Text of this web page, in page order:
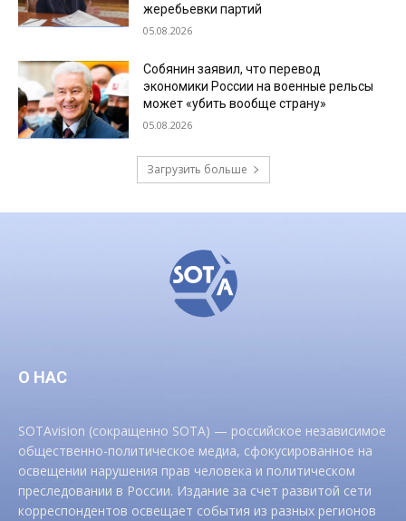
жеребьевки партий
05.08.2026
Собянин заявил, что перевод
экономики России на военные рельсы
может «убить вообще страну»
05.08.2026
Загрузить больше
О НАС
SOTAvision (сокращенно SOTA) — российское независимое
общественно-политическое медиа, сфокусированное на
освещении нарушения прав человека и политическом
преследовании в России. Издание за счет развитой сети
корреспондентов освещает события из разных регионов